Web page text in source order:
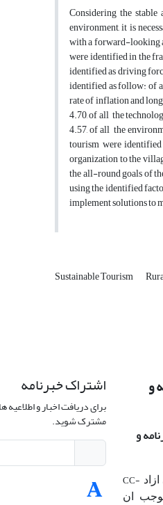
Considering the
environment, it is
with a forward-looking
were identified in the
identified as driving
identified as follow: of
rate of inflation and
4.70, of all the
4.57, of all the
tourism were
organization to the
the all-round goals of
using the identified
implement solutions to
Sustainable Tourism
و
و
CC-
ان
اشتراک خبرنامه
برای دریافت اخبار و
مشترک شوید.